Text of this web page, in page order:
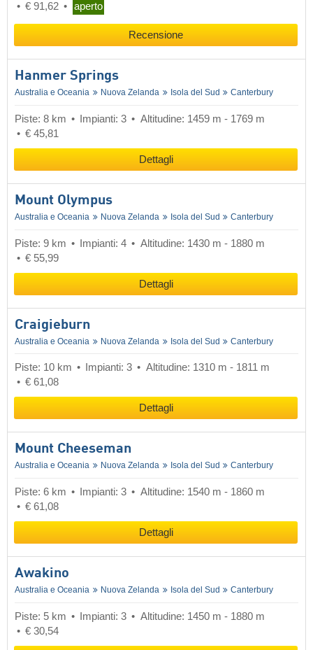
€ 91,62
aperto
Recensione
Hanmer Springs
Australia e Oceania Nuova Zelanda Isola del Sud Canterbury
Piste: 8 km Impianti: 3
Altitudine: 1459 m - 1769 m
€ 45,81
Dettagli
Mount Olympus
Australia e Oceania Nuova Zelanda Isola del Sud Canterbury
Piste: 9 km Impianti: 4
Altitudine: 1430 m - 1880 m
€ 55,99
Dettagli
Craigieburn
Australia e Oceania Nuova Zelanda Isola del Sud Canterbury
Piste: 10 km Impianti: 3
Altitudine: 1310 m - 1811 m
€ 61,08
Dettagli
Mount Cheeseman
Australia e Oceania Nuova Zelanda Isola del Sud Canterbury
Piste: 6 km Impianti: 3
Altitudine: 1540 m - 1860 m
€ 61,08
Dettagli
Awakino
Australia e Oceania Nuova Zelanda Isola del Sud Canterbury
Piste: 5 km Impianti: 3
Altitudine: 1450 m - 1880 m
€ 30,54